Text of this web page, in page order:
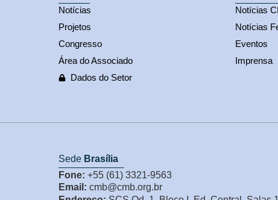
Notícias
Projetos
Congresso
Área do Associado
Dados do Setor
Notícias
Notícias
Eventos
Imprensa
Sede Brasília
Fone: +55 (61) 3321-9563
Email: cmb@cmb.org.br